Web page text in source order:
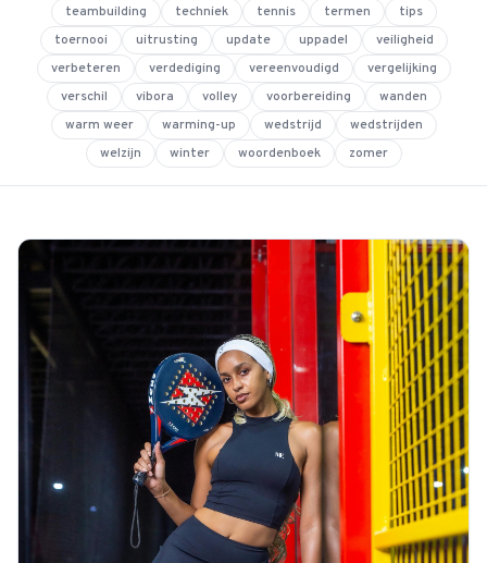
teambuilding
techniek tennis termen
tips
toernooi
uitrusting update uppadel
veiligheid
verbeteren
verdediging vereenvoudigd
vergelijking
verschil
vibora volley voorbereiding
wanden
warm weer
warming-up wedstrijd
wedstrijden
welzijn
winter woordenboek zomer